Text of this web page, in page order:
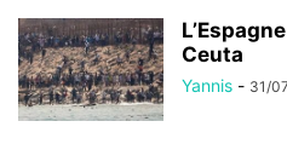
Ceuta
Yannis - 31/